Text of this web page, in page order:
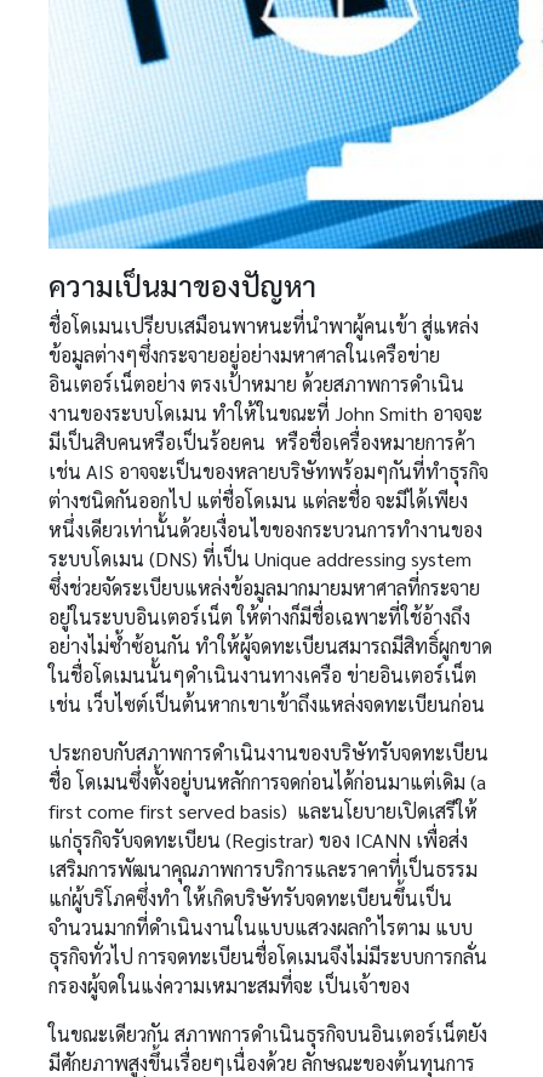
ความเป็นมาของปัญหา
ชื่อโดเมนเปรียบเสมือนพาหนะที่นำพาผู้คนเข้า สู่แหล่ง
ข้อมูลต่างๆซึ่งกระจายอยู่อย่างมหาศาลในเครือข่าย
อินเตอร์เน็ตอย่าง ตรงเป้าหมาย ด้วยสภาพการดำเนิน
งานของระบบโดเมน ทำให้ในขณะที่ John Smith อาจจะ
มีเป็นสิบคนหรือเป็นร้อยคน หรือชื่อเครื่องหมายการค้า
เช่น AIS อาจจะเป็นของหลายบริษัทพร้อมๆกันที่ทำธุรกิจ
ต่างชนิดกันออกไป แต่ชื่อโดเมน แต่ละชื่อ จะมีได้เพียง
หนึ่งเดียวเท่านั้นด้วยเงื่อนไขของกระบวนการทำงานของ
ระบบโดเมน (DNS) ที่เป็น Unique addressing system
ซึ่งช่วยจัดระเบียบแหล่งข้อมูลมากมายมหาศาลที่กระจาย
อยู่ในระบบอินเตอร์เน็ต ให้ต่างก็มีชื่อเฉพาะที่ใช้อ้างถึง
อย่างไม่ซ้ำซ้อนกัน ทำให้ผู้จดทะเบียนสมารถมีสิทธิ์ผูกขาด
ในชื่อโดเมนนั้นๆดำเนินงานทางเครือ ข่ายอินเตอร์เน็ต
เช่น เว็บไซต์เป็นต้นหากเขาเข้าถึงแหล่งจดทะเบียนก่อน
ประกอบกับสภาพการดำเนินงานของบริษัทรับจดทะเบียน
ชื่อ โดเมนซึ่งตั้งอยู่บนหลักการจดก่อนได้ก่อนมาแต่เดิม (a
first come first served basis) และนโยบายเปิดเสรีให้
แก่ธุรกิจรับจดทะเบียน (Registrar) ของ ICANN เพื่อส่ง
เสริมการพัฒนาคุณภาพการบริการและราคาที่เป็นธรรม
แก่ผู้บริโภคซึ่งทำ ให้เกิดบริษัทรับจดทะเบียนขึ้นเป็น
จำนวนมากที่ดำเนินงานในแบบแสวงผลกำไรตาม แบบ
ธุรกิจทั่วไป การจดทะเบียนชื่อโดเมนจึงไม่มีระบบการกลั่น
กรองผู้จดในแง่ความเหมาะสมที่จะ เป็นเจ้าของ
ในขณะเดียวกัน สภาพการดำเนินธุรกิจบนอินเตอร์เน็ตยัง
มีศักยภาพสูงขึ้นเรื่อยๆเนื่องด้วย ลักษณะของต้นทุนการ